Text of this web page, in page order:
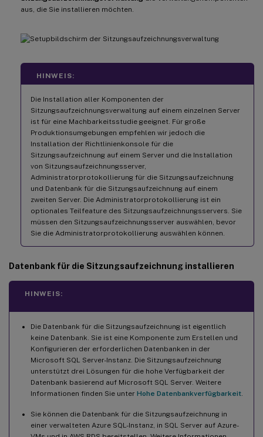
aus, die Sie installieren möchten.
HINWEIS:
Die Installation aller Komponenten der
Sitzungsaufzeichnungsverwaltung auf einem einzelnen Server
ist für eine Machbarkeitsstudie geeignet. Für große
Produktionsumgebungen empfehlen wir jedoch die
Installation der Richtlinienkonsole für die
Sitzungsaufzeichnung auf einem Server und die Installation
von Sitzungsaufzeichnungsserver,
Administratorprotokollierung für die Sitzungsaufzeichnung
und Datenbank für die Sitzungsaufzeichnung auf einem
zweiten Server. Die Administratorprotokollierung ist ein
optionales Teilfeature des Sitzungsaufzeichnungsservers. Sie
müssen den Sitzungsaufzeichnungsserver auswählen, bevor
Sie die Administratorprotokollierung auswählen können.
Datenbank für die Sitzungsaufzeichnung installieren
HINWEIS:
Die Datenbank für die Sitzungsaufzeichnung ist eigentlich
keine Datenbank. Sie ist eine Komponente zum Erstellen und
Konfigurieren der erforderlichen Datenbanken in der
Microsoft SQL Server-Instanz. Die Sitzungsaufzeichnung
unterstützt drei Lösungen für die hohe Verfügbarkeit der
Datenbank basierend auf Microsoft SQL Server. Weitere
Informationen finden Sie unter Hohe Datenbankverfügbarkeit
Sie können die Datenbank für die Sitzungsaufzeichnung in
einer verwalteten Azure SQL-Instanz, in SQL Server auf Azure-